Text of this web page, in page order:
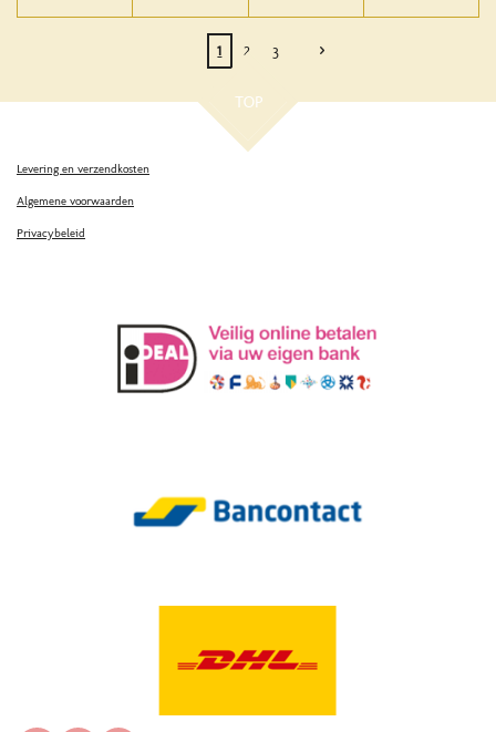
1 2 3
TOP
Levering en verzendkosten
Algemene voorwaarden
Privacybeleid